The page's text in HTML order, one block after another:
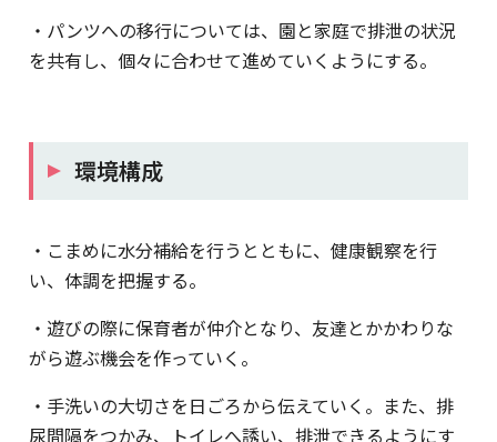
・パンツへの移行については、園と家庭で排泄の状況
を共有し、個々に合わせて進めていくようにする。
環境構成
・こまめに水分補給を行うとともに、健康観察を行
い、体調を把握する。
・遊びの際に保育者が仲介となり、友達とかかわりな
がら遊ぶ機会を作っていく。
・手洗いの大切さを日ごろから伝えていく。また、排
尿間隔をつかみ、トイレへ誘い、排泄できるようにす